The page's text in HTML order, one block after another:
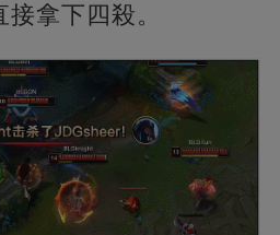
拿下四殺。